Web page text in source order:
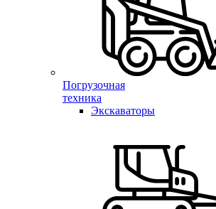
Погрузочная
техника
Экскаваторы